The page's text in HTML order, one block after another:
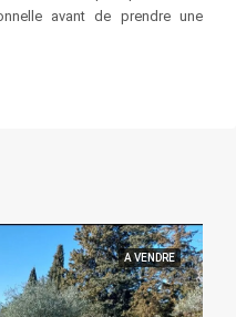
avant de prendre une
A VENDRE